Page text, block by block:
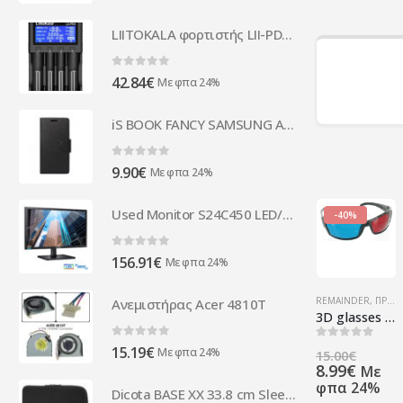
-40%
REMAINDER, ΠΡΟΪΌΝΤΑ ΠΛΗΡΟΦΟΡΙΚΉΣ - ΚΙΝΗΤΉΣ ΤΗΛΕΦΩΝΊΑΣ - ΗΛΕΚΤΡΟΝΙΚΆ
3D glasses Red + Cyan
15.00€
price
was:
8.99€ Η
Με
φπα 24%
LIITOKALA φορτιστής LII-PD4 για μπαταρίες NiMH/CD, Li-Ion, IMR, 4 slots
0out of 5
42.84€ Με φπα 24%
iS BOOK FANCY SAMSUNG A7 2018 black
0 out of 5
9.90€ Με φπα 24%
Used Monitor S24C450 LED/Samsung/24"/1920x1080/Wide/Black/D-SUB & DVI-D ( 66645 )
0 out of 5
156.91€ Με φπα 24%
Ανεμιστήρας Acer 4810T
0 out of 5
15.19€ Με φπα 24%
Dicota BASE XX 33.8 cm Sleeve case Black D31132